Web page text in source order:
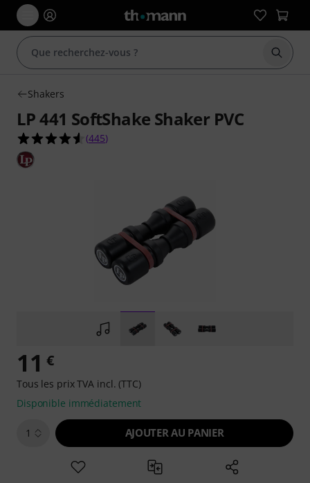
Shakers
LP 441 SoftShake Shaker PVC
4.5 étoiles sur 5 d'après 445 évaluations clients
(445)
11 €
Tous les prix TVA incl. (TTC)
Disponible immédiatement
1 AJOUTER AU PANIER